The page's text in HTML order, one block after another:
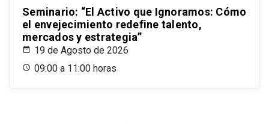
Seminario: “El Activo que Ignoramos: Cómo
el envejecimiento redefine talento,
mercados y estrategia”
19 de Agosto de 2026
09:00 a 11:00 horas